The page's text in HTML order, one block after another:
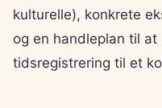
kulturelle), konkrete
og en handleplan til
tidsregistrering til et